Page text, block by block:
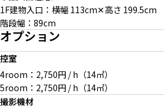
1F建物入口：横幅 113cm✕高さ 199.5cm
階段幅：89cm
オプション
控室
4room：2,750円 / h（14㎡）
5room：2,750円 / h（14㎡）
撮影機材